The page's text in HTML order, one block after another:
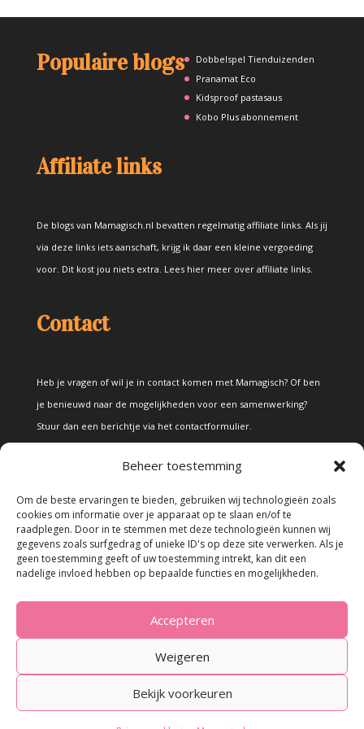
Beheer toestemming
Om de beste ervaringen te bieden, gebruiken wij technologieën zoals
cookies om informatie over je apparaat op te slaan en/of te
raadplegen. Door in te stemmen met deze technologieën kunnen wij
gegevens zoals surfgedrag of unieke ID's op deze site verwerken. Als je
geen toestemming geeft of uw toestemming intrekt, kan dit een
nadelige invloed hebben op bepaalde functies en mogelijkheden.
Accepteren
Weigeren
Bekijk voorkeuren
Populaire blogs
Dobbelspel Tienduizenden
Pranamat Eco
Kidsproof pastasaus
Kobo Plus abonnement
Affiliate links
De blogs van Mamagisch.nl bevatten regelmatig affiliate links. Als jij
via deze links iets aanschaft, krijg ik daar een kleine vergoeding
voor. Dit kost jou niets extra. Lees hier meer over affiliate links.
Contact
Heb je vragen of wil je in contact komen met Mamagisch? Of ben
je benieuwd naar de mogelijkheden voor een samenwerking?
Stuur dan een berichtje via het contactformulier.
Alle teksten en foto's op deze site zijn eigendom van Mamagisch.
Teksten en foto's van Mamagisch mogen onder geen beding
zonder toestemming worden overgenomen. Wanneer er gebruik
wordt gemaakt van teksten en foto's van derden, zal dit
uitdrukkelijk worden vermeld.